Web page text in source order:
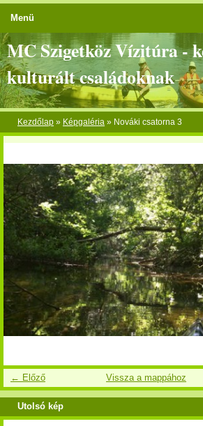
MC Szigetköz Vízitúra -
kulturált családoknak
Kezdőlap » Képgaléria » Nováki csatorna 3
← Előző Vissza a mappához
Menü
Utolsó kép